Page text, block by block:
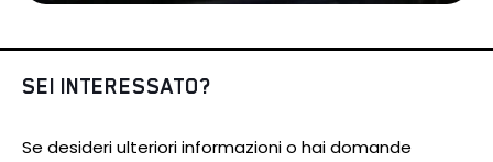
SEI INTERESSATO?
Se desideri ulteriori informazioni o hai domande